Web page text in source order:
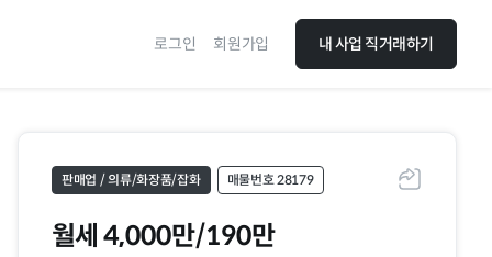
로그인 회원가입 내 사업 직거래하기
공유하기
판매업 / 의류/화장품/잡화 매물번호 28179
월세 4,000만/190만